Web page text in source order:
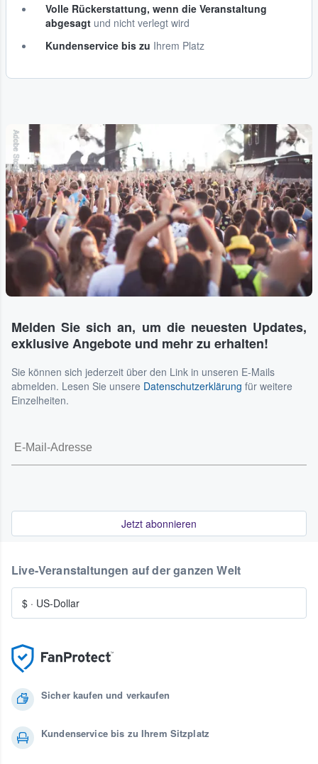
Volle Rückerstattung, wenn die Veranstaltung
abgesagt und nicht verlegt wird
Kundenservice bis zu Ihrem Platz
Adobe Stock
Melden Sie sich an, um die neuesten Updates,
exklusive Angebote und mehr zu erhalten!
Sie können sich jederzeit über den Link in unseren E-Mails
abmelden. Lesen Sie unsere Datenschutzerklärung für weitere
Einzelheiten.
Jetzt abonnieren
Sicher kaufen und verkaufen
Kundenservice bis zu Ihrem Sitzplatz
Live-Veranstaltungen auf der ganzen Welt
$ · US-Dollar